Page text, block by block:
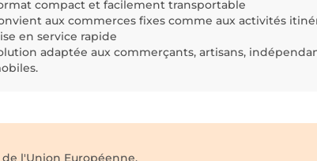
compact et facilement transportable
aux commerces fixes comme aux activités
en service rapide
adaptée aux commerçants, artisans,
l'Union Européenne.